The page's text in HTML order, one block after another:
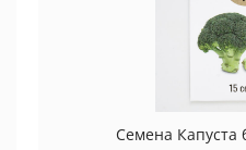
Семена Капуста